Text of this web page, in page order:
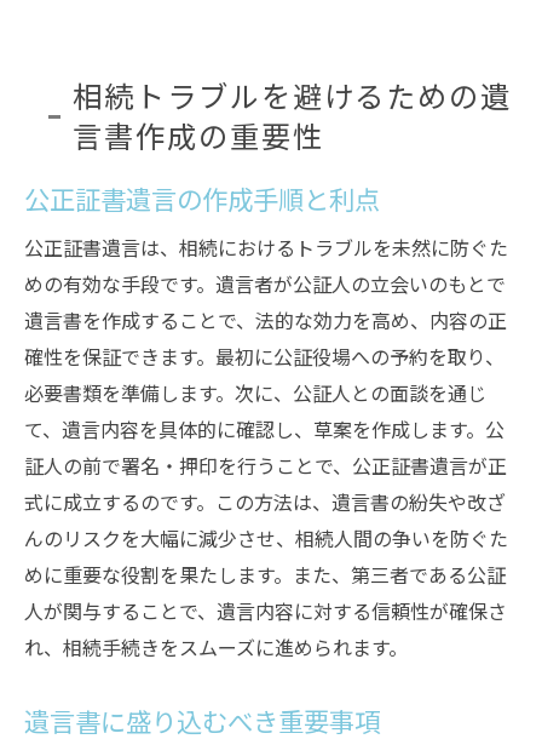
相続トラブルを避けるための遺
言書作成の重要性
公正証書遺言の作成手順と利点
公正証書遺言は、相続におけるトラブルを未然に防ぐた
めの有効な手段です。遺言者が公証人の立会いのもとで
遺言書を作成することで、法的な効力を高め、内容の正
確性を保証できます。最初に公証役場への予約を取り、
必要書類を準備します。次に、公証人との面談を通じ
て、遺言内容を具体的に確認し、草案を作成します。公
証人の前で署名・押印を行うことで、公正証書遺言が正
式に成立するのです。この方法は、遺言書の紛失や改ざ
んのリスクを大幅に減少させ、相続人間の争いを防ぐた
めに重要な役割を果たします。また、第三者である公証
人が関与することで、遺言内容に対する信頼性が確保さ
れ、相続手続きをスムーズに進められます。
遺言書に盛り込むべき重要事項